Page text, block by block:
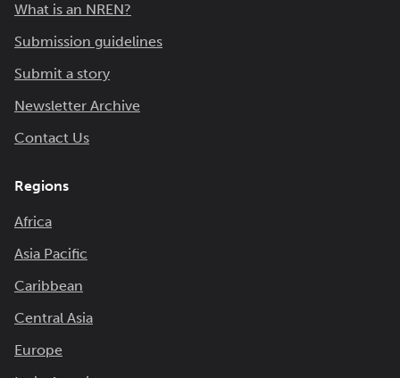
What is an NREN?
Submission guidelines
Submit a story
Newsletter Archive
Contact Us
Regions
Africa
Asia Pacific
Caribbean
Central Asia
Europe